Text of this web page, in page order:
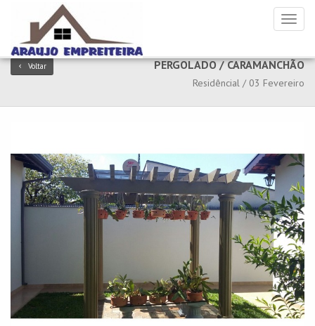
Voltar PERGOLADO / CARAMANCHÃO
Residêncial / 03 Fevereiro